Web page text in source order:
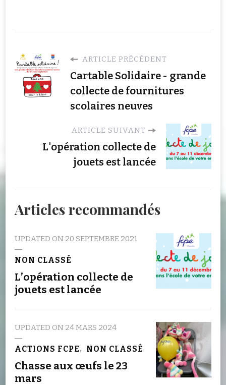
ARTICLE PRÉCÉDENT
Cartable Solidaire - grande
collecte de fournitures
scolaires neuves
ARTICLE SUIVANT
L'opération collecte de
jouets est lancée
Articles recommandés
UPDATED ON 20 SEPTEMBRE 2021
NON CLASSÉ
L’opération collecte de
jouets est lancée
UPDATED ON 24 MARS 2024
ACTIONS FCPE NON CLASSÉ
Chasse aux œufs le 23
mars